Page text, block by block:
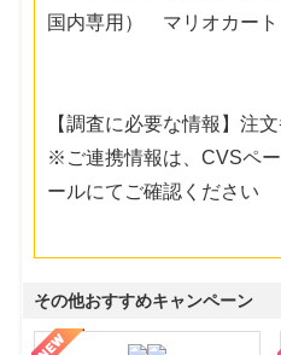
国内専用） マリオカー
【調査に必要な情報】注
※ご連携情報は、CVSペ
ールにてご確認ください
その他おすすめキャンペーン